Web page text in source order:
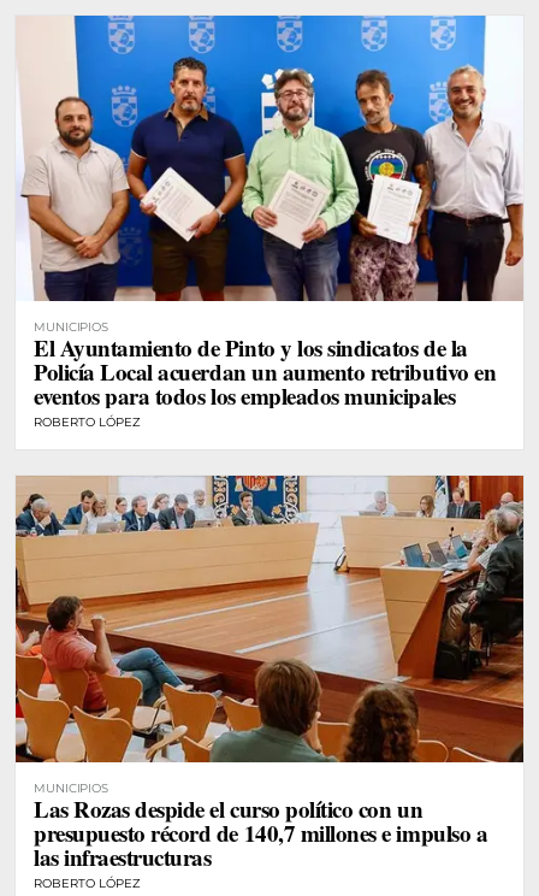
MUNICIPIOS
El Ayuntamiento de Pinto y los sindicatos de la
Policía Local acuerdan un aumento retributivo en
eventos para todos los empleados municipales
ROBERTO LÓPEZ
MUNICIPIOS
Las Rozas despide el curso político con un
presupuesto récord de 140,7 millones e impulso a
las infraestructuras
ROBERTO LÓPEZ